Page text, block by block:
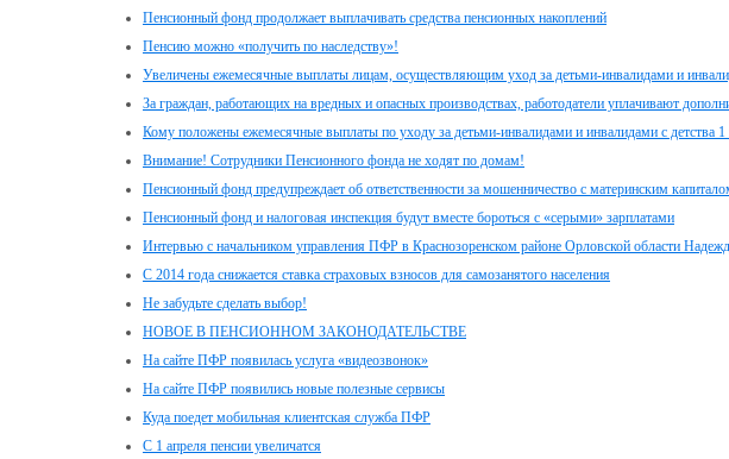
Пенсионный фонд продолжает выплачивать средства пенсионных накоплений
Пенсию можно «получить по наследству»!
Увеличены ежемесячные выплаты лицам, осуществляющим уход за детьми-инвалидами и
За граждан, работающих на вредных и опасных производствах, работодатели уплачивают
Кому положены ежемесячные выплаты по уходу за детьми-инвалидами и инвалидами с детства
Внимание! Сотрудники Пенсионного фонда не ходят по домам!
Пенсионный фонд предупреждает об ответственности за мошенничество с материнским
Пенсионный фонд и налоговая инспекция будут вместе бороться с «серыми» зарплатами
Интервью с начальником управления ПФР в Краснозоренском районе Орловской области
С 2014 года снижается ставка страховых взносов для самозанятого населения
Не забудьте сделать выбор!
НОВОЕ В ПЕНСИОННОМ ЗАКОНОДАТЕЛЬСТВЕ
На сайте ПФР появилась услуга «видеозвонок»
На сайте ПФР появились новые полезные сервисы
Куда поедет мобильная клиентская служба ПФР
С 1 апреля пенсии увеличатся